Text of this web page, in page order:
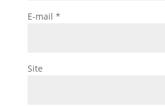
E-mail *
Site